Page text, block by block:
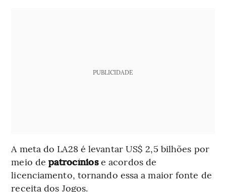
PUBLICIDADE
A meta do LA28 é levantar US$ 2,5 bilhões por
meio depatrocíniose acordos de
licenciamento, tornando essa a maior fonte de
receita dos Jogos.